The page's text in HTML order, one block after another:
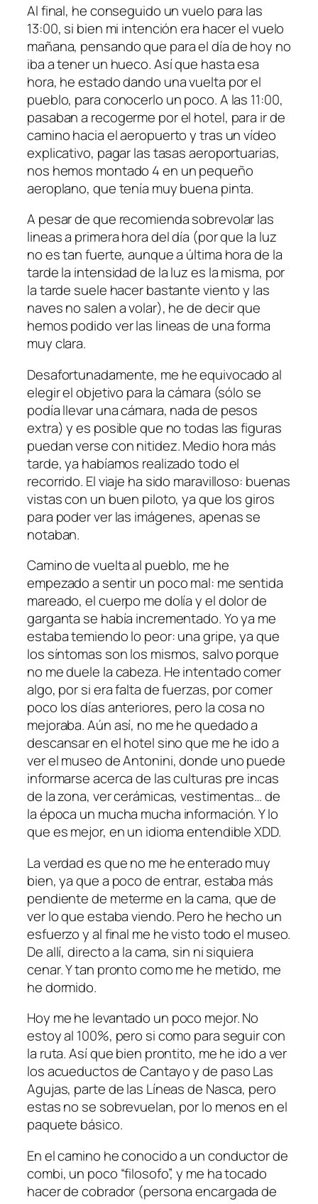
Al final, he conseguido un vuelo para las
13:00, si bien mi intención era hacer el vuelo
mañana, pensando que para el día de hoy no
iba a tener un hueco. Así que hasta esa
hora, he estado dando una vuelta por el
pueblo, para conocerlo un poco. A las 11:00,
pasaban a recogerme por el hotel, para ir de
camino hacia el aeropuerto y tras un vídeo
explicativo, pagar las tasas aeroportuarias,
nos hemos montado 4 en un pequeño
aeroplano, que tenía muy buena pinta.
A pesar de que recomienda sobrevolar las
lineas a primera hora del día (por que la luz
no es tan fuerte, aunque a última hora de la
tarde la intensidad de la luz es la misma, por
la tarde suele hacer bastante viento y las
naves no salen a volar), he de decir que
hemos podido ver las lineas de una forma
muy clara.
Desafortunadamente, me he equivocado al
elegir el objetivo para la cámara (sólo se
podía llevar una cámara, nada de pesos
extra) y es posible que no todas las figuras
puedan verse con nitidez. Medio hora más
tarde, ya habíamos realizado todo el
recorrido. El viaje ha sido maravilloso: buenas
vistas con un buen piloto, ya que los giros
para poder ver las imágenes, apenas se
notaban.
Camino de vuelta al pueblo, me he
empezado a sentir un poco mal: me sentida
mareado, el cuerpo me dolía y el dolor de
garganta se había incrementado. Yo ya me
estaba temiendo lo peor: una gripe, ya que
los síntomas son los mismos, salvo porque
no me duele la cabeza. He intentado comer
algo, por si era falta de fuerzas, por comer
poco los días anteriores, pero la cosa no
mejoraba. Aún así, no me he quedado a
descansar en el hotel sino que me he ido a
ver el museo de Antonini, donde uno puede
informarse acerca de las culturas pre incas
de la zona, ver cerámicas, vestimentas… de
la época un mucha mucha información. Y lo
que es mejor, en un idioma entendible XDD.
La verdad es que no me he enterado muy
bien, ya que a poco de entrar, estaba más
pendiente de meterme en la cama, que de
ver lo que estaba viendo. Pero he hecho un
esfuerzo y al final me he visto todo el museo.
De allí, directo a la cama, sin ni siquiera
cenar. Y tan pronto como me he metido, me
he dormido.
Hoy me he levantado un poco mejor. No
estoy al 100%, pero si como para seguir con
la ruta. Así que bien prontito, me he ido a ver
los acueductos de Cantayo y de paso Las
Agujas, parte de las Líneas de Nasca, pero
estas no se sobrevuelan, por lo menos en el
paquete básico.
En el camino he conocido a un conductor de
combi, un poco “filosofo”, y me ha tocado
hacer de cobrador (persona encargada de